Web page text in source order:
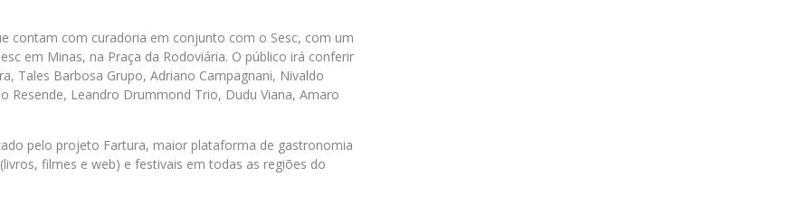
contam com curadoria em conjunto com o Sesc, com um
em Minas, na Praça da Rodoviária. O público irá conferir
Tales Barbosa Grupo, Adriano Campagnani, Nivaldo
Resende, Leandro Drummond Trio, Dudu Viana, Amaro
pelo projeto Fartura, maior plataforma de gastronomia
filmes e web) e festivais em todas as regiões do